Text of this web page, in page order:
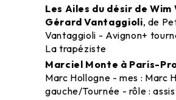
Les Ailes du désir de
Gérard Vantaggioli, de
Vantaggioli - Avignon+
La trapéziste
Marciel Monte à Paris-
Marc Hollogne - mes : Marc
gauche/Tournée - rôle :